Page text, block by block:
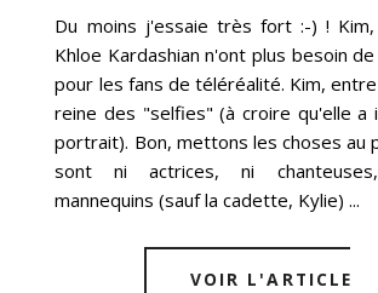
LUNDI, 30 NOVEMBRE, 2015
Du moins j'essaie très fort :-) !
Khloe Kardashian n'ont plus besoin
pour les fans de téléréalité. Kim,
reine des "selfies" (à croire qu'elle a
portrait). Bon, mettons les choses au
sont ni actrices, ni
mannequins (sauf la cadette, Kylie) ...
VOIR L'ARTICLE